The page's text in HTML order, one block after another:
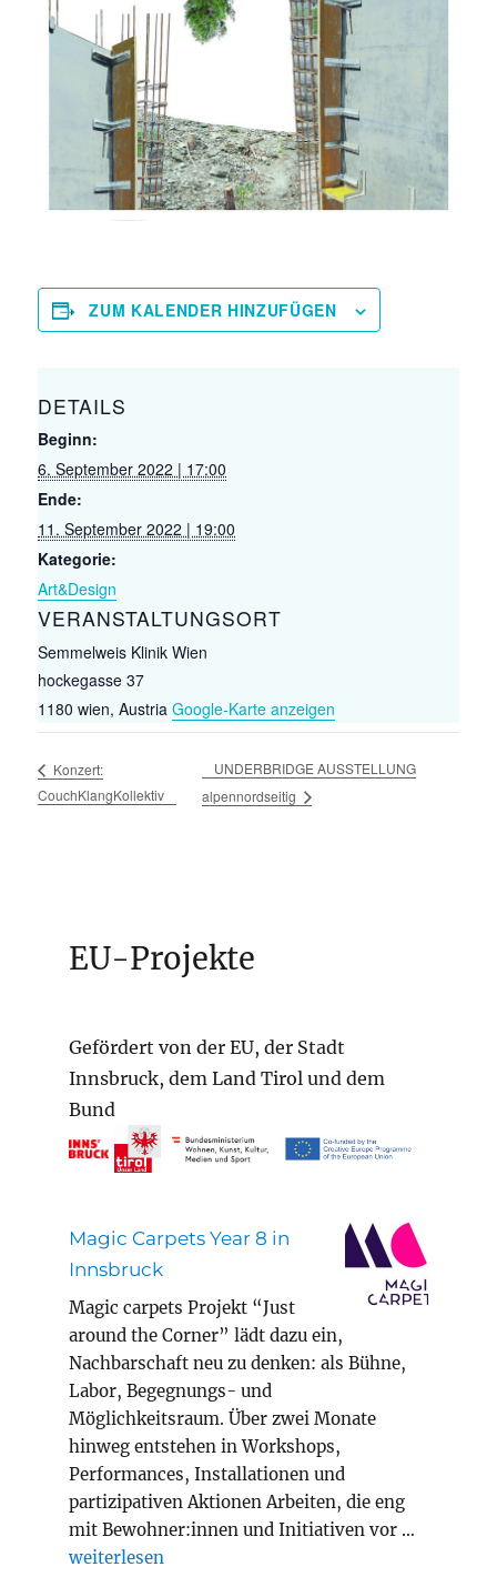
ZUM KALENDER HINZUFÜGEN
DETAILS
Beginn:
6. September 2022 | 17:00
Ende:
11. September 2022 | 19:00
Kategorie:
Art&Design
VERANSTALTUNGSORT
Semmelweis Klinik Wien
hockegasse 37
1180 wien, Austria Google-Karte anzeigen
Konzert:
CouchKlangKollektiv
UNDERBRIDGE AUSSTELLUNG
alpennordseitig
EU-Projekte
Gefördert von der EU, der Stadt
Innsbruck, dem Land Tirol und dem
Bund
Magic Carpets Year 8 in
Innsbruck
Magic carpets Projekt “Just
around the Corner” lädt dazu ein,
Nachbarschaft neu zu denken: als Bühne,
Labor, Begegnungs- und
Möglichkeitsraum. Über zwei Monate
hinweg entstehen in Workshops,
Performances, Installationen und
partizipativen Aktionen Arbeiten, die eng
mit Bewohner:innen und Initiativen vor …
„Magic Carpets Year 8 in Innsbruck“
weiterlesen